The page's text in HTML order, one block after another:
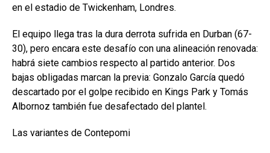
en el estadio de Twickenham, Londres.
El equipo llega tras la dura derrota sufrida en Durban (67-
30), pero encara este desafío con una alineación renovada:
habrá siete cambios respecto al partido anterior. Dos
bajas obligadas marcan la previa: Gonzalo García quedó
descartado por el golpe recibido en Kings Park y Tomás
Albornoz también fue desafectado del plantel.
Las variantes de Contepomi